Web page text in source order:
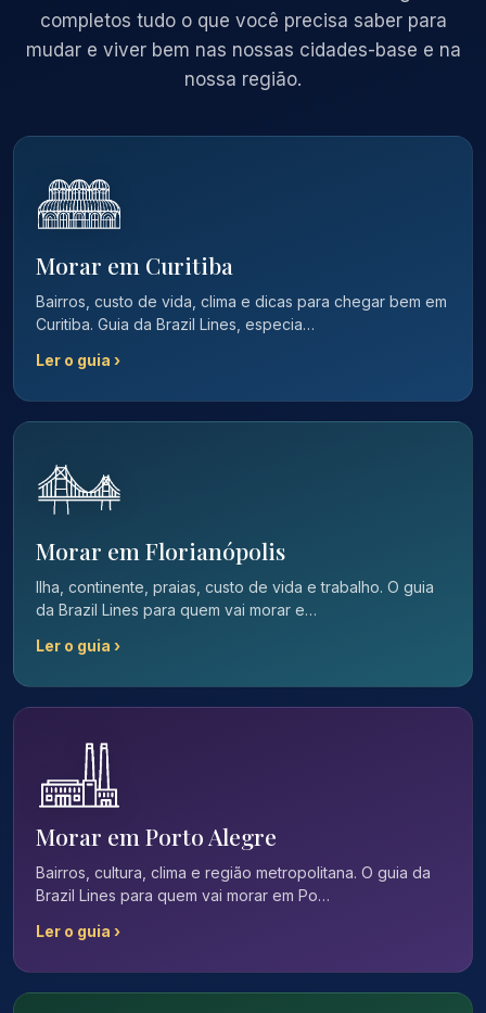
completos tudo o que você precisa saber para
mudar e viver bem nas nossas cidades-base e na
nossa região.
Morar em Curitiba
Bairros, custo de vida, clima e dicas para chegar bem em
Curitiba. Guia da Brazil Lines, especia…
Ler o guia ›
Morar em Florianópolis
Ilha, continente, praias, custo de vida e trabalho. O guia
da Brazil Lines para quem vai morar e…
Ler o guia ›
Morar em Porto Alegre
Bairros, cultura, clima e região metropolitana. O guia da
Brazil Lines para quem vai morar em Po…
Ler o guia ›